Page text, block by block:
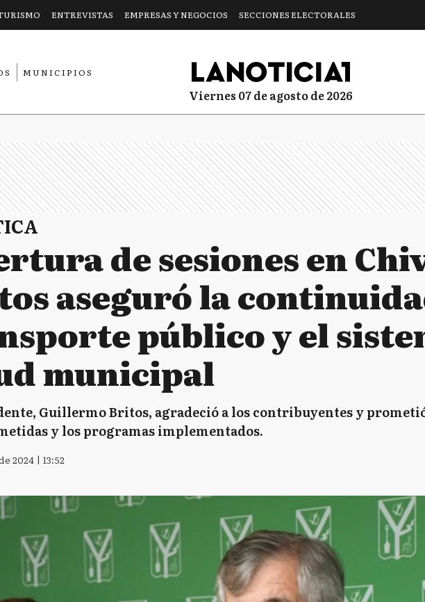
ENTREVISTAS EMPRESAS Y NEGOCIOS SECCIONES ELECTORALES
MUNICIPIOS
viernes 07 de agosto de 2026
de sesiones en
aseguró la
público y el
municipal
Guillermo Britos, agradeció a los contribuyentes y
y los programas implementados.
2024 | 13:52